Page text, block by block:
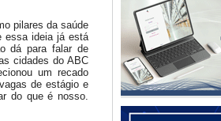
pilares da saúde
essa ideia já está
dá para falar de
cidades do ABC
um recado
de estágio e
do que é nosso.